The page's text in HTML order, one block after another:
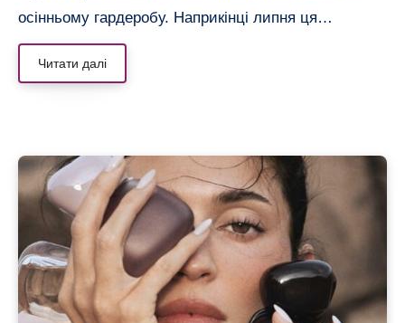
осінньому гардеробу. Наприкінці липня ця…
Читати далі